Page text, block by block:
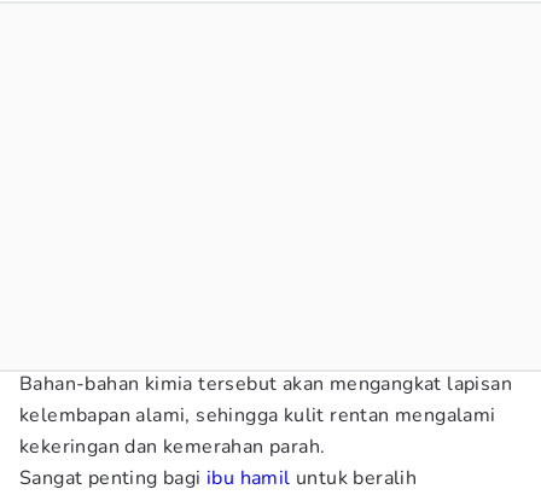
Bahan-bahan kimia tersebut akan mengangkat lapisan
kelembapan alami, sehingga kulit rentan mengalami
kekeringan dan kemerahan parah.
Sangat penting bagi ibu hamil untuk beralih